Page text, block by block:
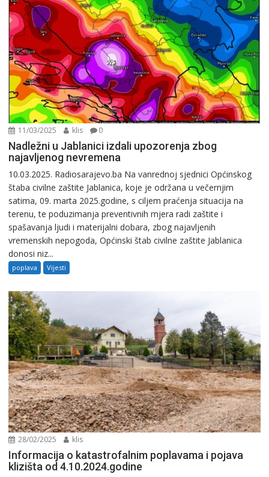
11/03/2025 klis 0
Nadležni u Jablanici izdali upozorenja zbog
najavljenog nevremena
10.03.2025. Radiosarajevo.ba Na vanrednoj sjednici Općinskog
štaba civilne zaštite Jablanica, koje je održana u večernjim
satima, 09. marta 2025.godine, s ciljem praćenja situacija na
terenu, te poduzimanja preventivnih mjera radi zaštite i
spašavanja ljudi i materijalni dobara, zbog najavljenih
vremenskih nepogoda, Općinski štab civilne zaštite Jablanica
donosi niz...
poplava Vijesti
28/02/2025 klis
Informacija o katastrofalnim poplavama i pojava
klizišta od 4.10.2024.godine